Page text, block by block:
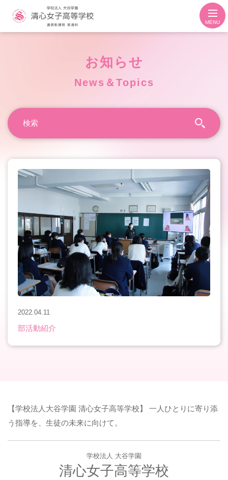
MENU
お知らせ
News＆Topics
2022.04.11
部活動紹介
【学校法人大谷学園 清心女子高等学校】 一人ひとりに寄り添
う指導を、生徒の未来に向けて。
学校法人 大谷学園
清心女子高等学校